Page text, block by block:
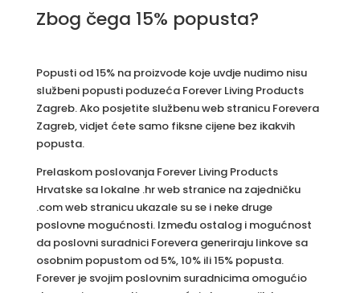
Zbog čega 15% popusta?
Popusti od 15% na proizvode koje uvdje nudimo nisu
službeni popusti poduzeća Forever Living Products
Zagreb. Ako posjetite službenu web stranicu Forevera
Zagreb, vidjet ćete samo fiksne cijene bez ikakvih
popusta.
Prelaskom poslovanja Forever Living Products
Hrvatske sa lokalne .hr web stranice na zajedničku
.com web stranicu ukazale su se i neke druge
poslovne mogućnosti. Između ostalog i mogućnost
da poslovni suradnici Forevera generiraju linkove sa
osobnim popustom od 5%, 10% ili 15% popusta.
Forever je svojim poslovnim suradnicima omogućio